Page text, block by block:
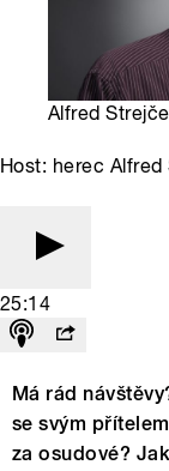
Alfred
Host: herec
25:14
Má rád
se svým
za osudové?